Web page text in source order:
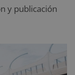
y publicación